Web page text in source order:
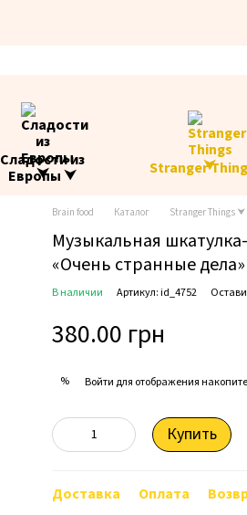
Сладости из
Европы ⮟
Stranger
Brain food Каталог Stranger Things ⮟
Музыкальная
«Очень странные
В наличии Артикул: id_4752
380.00 грн
% Войтидля отображения
Купить
Доставка Оплата